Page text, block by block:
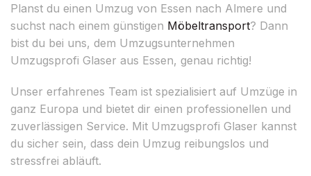
Planst du einen Umzug von Essen nach Almere und
suchst nach einem günstigen Möbeltransport? Dann
bist du bei uns, dem Umzugsunternehmen
Umzugsprofi Glaser aus Essen, genau richtig!
Unser erfahrenes Team ist spezialisiert auf Umzüge in
ganz Europa und bietet dir einen professionellen und
zuverlässigen Service. Mit Umzugsprofi Glaser kannst
du sicher sein, dass dein Umzug reibungslos und
stressfrei abläuft.